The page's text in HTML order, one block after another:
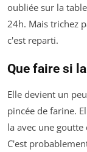
oubliée sur la
24h. Mais trichez
c'est reparti.
Que faire si
Elle devient un
pincée de farine.
la avec une goutte
C'est